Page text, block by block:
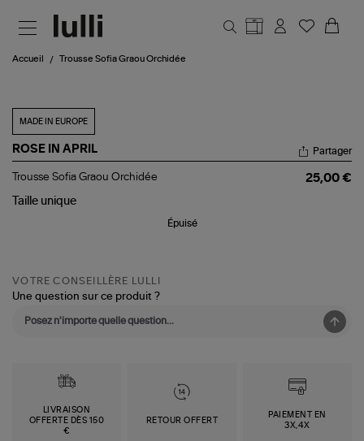
Accueil Trousse Sofia Graou Orchidée
MADE IN EUROPE
ROSE IN APRIL
Trousse
Graou
Partager
Trousse Sofia Graou Orchidée
25,00 €
Taille unique
Épuisé
VOTRE CONSEILLÈRE LULLI
Une question sur ce produit ?
LIVRAISON
OFFERTE DÈS 150
€
RETOUR OFFERT
PAIEMENT EN
3X,4X